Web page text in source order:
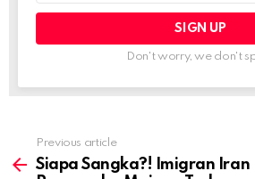
Don't worry, we don't
more
Previous article
Siapa Sangka?! Imigran Iran